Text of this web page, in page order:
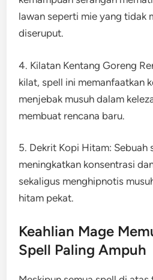
lawan seperti mie yang tidak
diseruput.
4. Kilatan Kentang Goreng
kilat, spell ini memanfaatkan
menjebak musuh dalam
membuat rencana baru.
5. Dekrit Kopi Hitam: Sebuah
meningkatkan konsentrasi
sekaligus menghipnotis
hitam pekat.
Keahlian Mage
Spell Paling Ampuh